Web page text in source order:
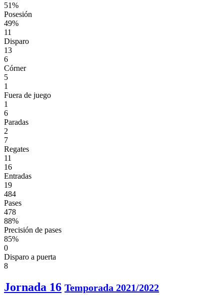
51%
Posesión
49%
11
Disparo
13
6
Córner
5
1
Fuera de juego
1
6
Paradas
2
7
Regates
11
16
Entradas
19
484
Pases
478
88%
Precisión de pases
85%
0
Disparo a puerta
8
Jornada 16 Temporada 2021/2022